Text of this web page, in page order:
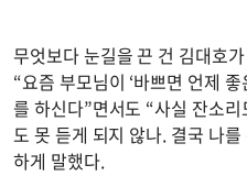
무엇보다 눈길을 끈 건 김대호
“요즘 부모님이 ‘바쁘면 언제
를 하신다”면서도 “사실 잔소
도 못 듣게 되지 않나. 결국 나
하게 말했다.